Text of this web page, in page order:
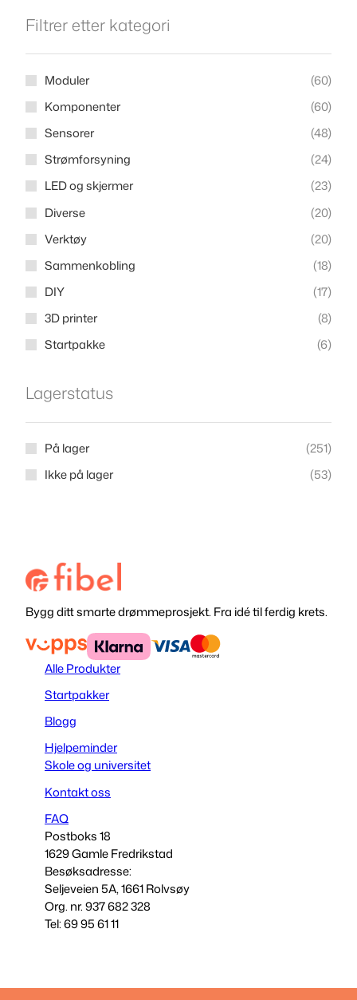
Filtrer etter kategori
Moduler (60)
Komponenter
(60)
Sensorer
(48)
Strømforsyning
(24)
LED og skjermer
(23)
Diverse
(20)
Verktøy
(20)
Sammenkobling
(18)
DIY
(17)
3D printer
(8)
Startpakke
(6)
Lagerstatus
På lager (251)
Ikke på lager
(53)
Bygg ditt smarte drømmeprosjekt. Fra idé til ferdig krets.
Alle Produkter
Startpakker
Blogg
Hjelpeminder
Skole og universitet
Kontakt oss
FAQ
Postboks 18
1629 Gamle Fredrikstad
Besøksadresse:
Seljeveien 5A, 1661 Rolvsøy
Org. nr. 937 682 328
Tel: 69 95 61 11